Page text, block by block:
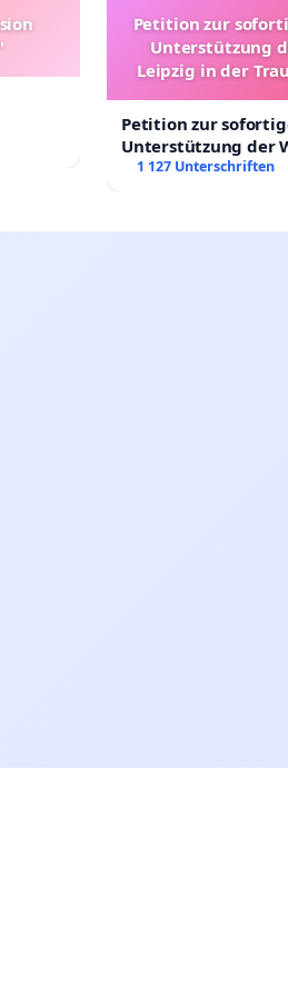
Petition zur
Unterstützung
Leipzig in der
Petition zur
Unterstützung der
Leipzig in der
1 127 Unterschriften